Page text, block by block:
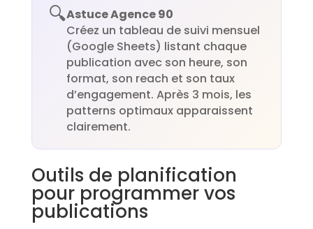
🔍Astuce Agence 90
Créez un tableau de suivi mensuel
(Google Sheets) listant chaque
publication avec son heure, son
format, son reach et son taux
d’engagement. Après 3 mois, les
patterns optimaux apparaissent
clairement.
Outils de planification
pour programmer vos
publications